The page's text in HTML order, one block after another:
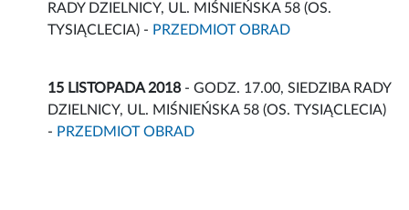
RADY DZIELNICY, UL. MIŚNIEŃSKA 58 (OS.
TYSIĄCLECIA) - PRZEDMIOT OBRAD
15 LISTOPADA 2018- GODZ. 17.00, SIEDZIBA RADY
DZIELNICY, UL. MIŚNIEŃSKA 58 (OS. TYSIĄCLECIA)
- PRZEDMIOT OBRAD